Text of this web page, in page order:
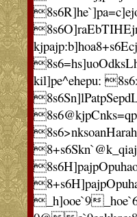
kil]pe^ehepu:
_h]ooe`9